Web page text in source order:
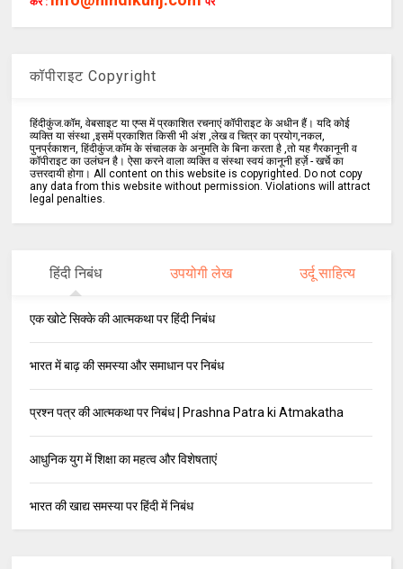
कॉपीराइट Copyright
हिंदीकुंज.कॉम, वेबसाइट या एप्स में प्रकाशित रचनाएं कॉपीराइट के अधीन हैं। यदि कोई
व्यक्ति या संस्था ,इसमें प्रकाशित किसी भी अंश ,लेख व चित्र का प्रयोग,नकल,
पुनर्प्रकाशन, हिंदीकुंज.कॉम के संचालक के अनुमति के बिना करता है ,तो यह गैरकानूनी व
कॉपीराइट का उलंघन है। ऐसा करने वाला व्यक्ति व संस्था स्वयं कानूनी हर्ज़े - खर्चे का
उत्तरदायी होगा। All content on this website is copyrighted. Do not copy
any data from this website without permission. Violations will attract
legal penalties.
हिंदी निबंध उपयोगी लेख उर्दू साहित्य
एक खोटे सिक्के की आत्मकथा पर हिंदी निबंध
भारत में बाढ़ की समस्या और समाधान पर निबंध
प्रश्न पत्र की आत्मकथा पर निबंध | Prashna Patra ki Atmakatha
आधुनिक युग में शिक्षा का महत्व और विशेषताएं
भारत की खाद्य समस्या पर हिंदी में निबंध